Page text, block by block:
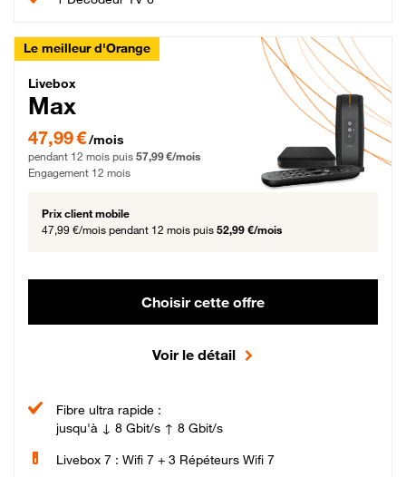
Le meilleur d'Orange
Livebox Max Fibre
Livebox
Max
47,99 € par mois pendant 12 mois puis 57,99 € par mois, Engagement 12 mois
47,99 €/mois
pendant 12 mois puis 57,99 €/mois
Engagement 12 mois
Prix client mobile
47,99 €/mois pendant 12 mois puis 52,99 €/mois
Choisir cette offre
Voir le détail
Fibre ultra rapide :
jusqu'à ↓ 8 Gbit/s ↑ 8 Gbit/s
Livebox 7 : Wifi 7 + 3 Répéteurs Wifi 7